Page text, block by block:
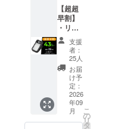
開始予
定で
す。
可能性
があり
ます。
ご了承
頂いた
上でご
支援頂
けます
様お願
い致し
ます。
2026年
ます。
※皆様の
支援に
より量
産効率
が向上
した場
合、正
規販売
価格が
販売予
定価格
より下
はすべ
て税・
送料込
みの金
額にな
りま
す。 ※
ご注文
状況、
使用部
材の供
給状
況、製
【超超
早割】
・リ
ターン
内容：
クリッ
プタイ
プの
LED
ソー
ラーラ
イト ×
１セッ
支援
者：
25人
お届
け予
定：
2026
年09
月
こ
の
リ
タ